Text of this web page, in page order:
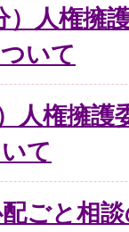
）人権擁
いて
人権擁護
て
ごと相